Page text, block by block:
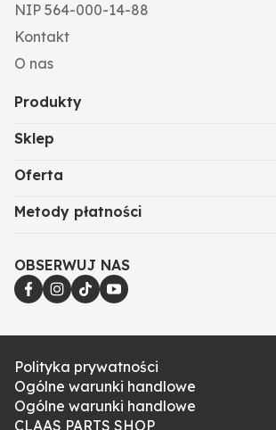
NIP 564-000-14-88
Kontakt
O nas
Produkty
Sklep
Oferta
Metody płatności
OBSERWUJ NAS
Polityka prywatności
Ogólne warunki handlowe
Ogólne warunki handlowe
CLAAS PARTS SHOP